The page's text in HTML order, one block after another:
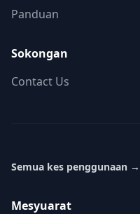
Panduan
Sokongan
Contact Us
Semua kes penggunaan →
Mesyuarat